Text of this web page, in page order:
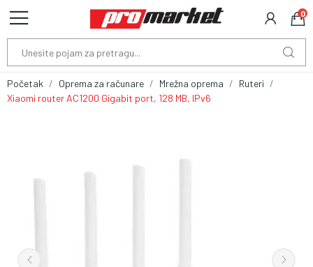
0
Početak Oprema za računare Mrežna oprema
Ruteri
Xiaomi router AC1200 Gigabit port, 128 MB, IPv6